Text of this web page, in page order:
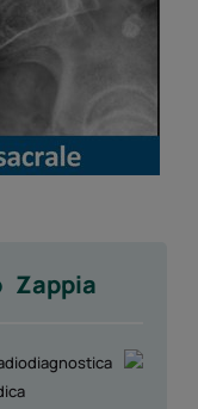
Zappia